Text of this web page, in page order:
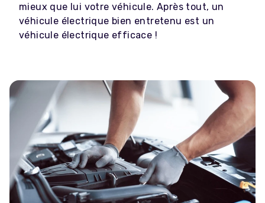
mieux que lui votre véhicule. Après tout, un
véhicule électrique bien entretenu est un
véhicule électrique efficace !